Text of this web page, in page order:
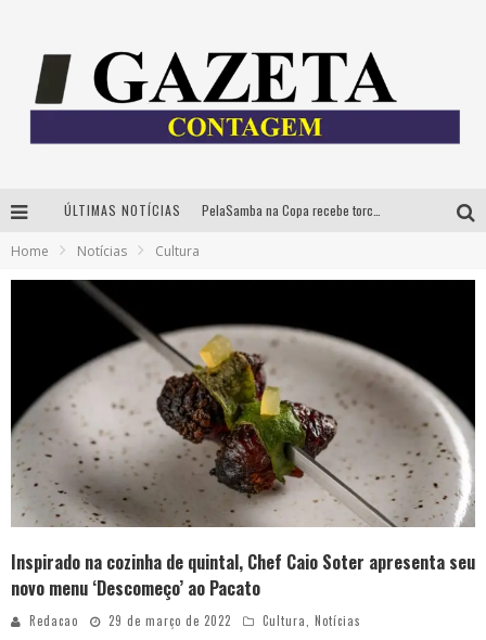
ÚLTIMAS NOTÍCIAS
Home Notícias Cultura
Inspirado na cozinha de quintal, Chef Caio Soter apresenta seu
novo menu ‘Descomeço’ ao Pacato
Redacao 29 de março de 2022 Cultura, Notícias